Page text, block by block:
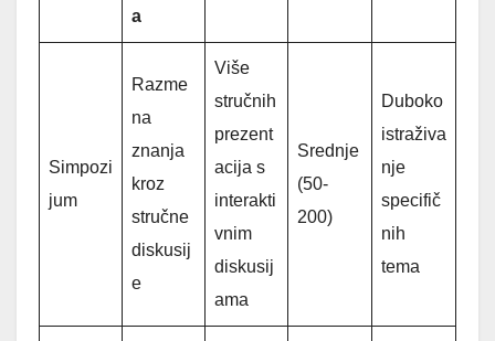
a
Simpozi
jum
Razme
na
znanja
kroz
stručne
diskusij
e
Više
stručnih
prezent
acija s
interakti
vnim
diskusij
ama
Srednje
(50-
200)
Duboko
istraživa
nje
specifič
nih
tema